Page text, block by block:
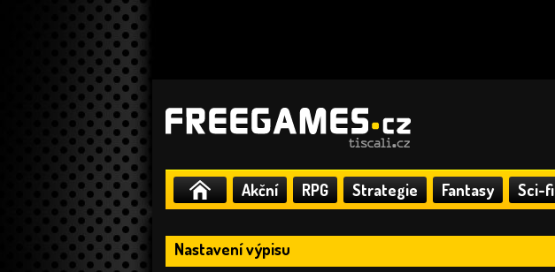
Akční RPG Strategie Fantasy Sci-fi
Nastavení výpisu